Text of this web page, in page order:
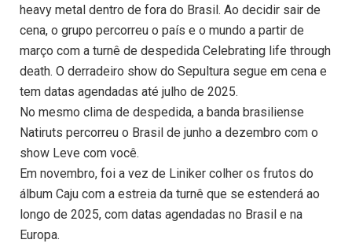
heavy metal dentro de fora do Brasil. Ao decidir sair de
cena, o grupo percorreu o país e o mundo a partir de
março com a turnê de despedida Celebrating life through
death. O derradeiro show do Sepultura segue em cena e
tem datas agendadas até julho de 2025.
No mesmo clima de despedida, a banda brasiliense
Natiruts percorreu o Brasil de junho a dezembro com o
show Leve com você.
Em novembro, foi a vez de Liniker colher os frutos do
álbum Caju com a estreia da turnê que se estenderá ao
longo de 2025, com datas agendadas no Brasil e na
Europa.